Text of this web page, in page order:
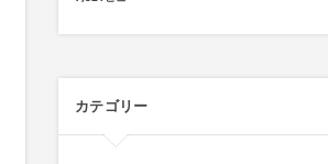
カテゴリー